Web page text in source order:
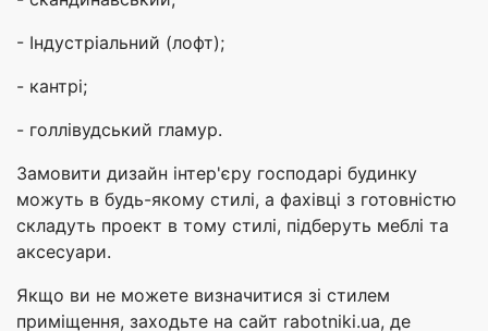
- Індустріальний (лофт);
- кантрі;
- голлівудський гламур.
Замовити дизайн інтер'єру господарі будинку
можуть в будь-якому стилі, а фахівці з готовністю
складуть проект в тому стилі, підберуть меблі та
аксесуари.
Якщо ви не можете визначитися зі стилем
приміщення, заходьте на сайт rabotniki.ua, де